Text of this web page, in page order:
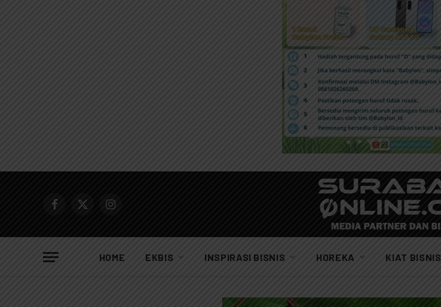
Facebook
X
Instagram
HOME EKBIS INSPIRASI BISNIS HOREKA KIAT BISNIS